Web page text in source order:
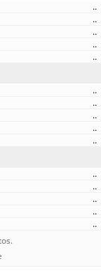
..
..
..
..
..
..
..
..
..
..
..
..
..
..
..